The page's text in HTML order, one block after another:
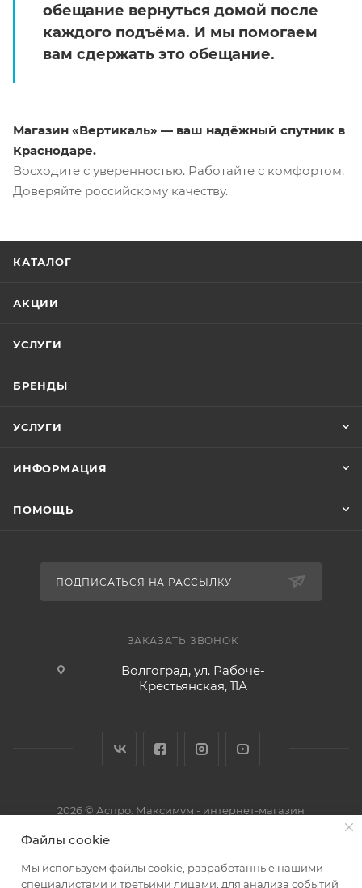
обещание вернуться домой после
каждого подъёма. И мы помогаем
вам сдержать это обещание.
Магазин «Вертикаль» — ваш надёжный спутник в
Краснодаре.
Восходите с уверенностью. Работайте с комфортом.
Доверяйте российскому качеству.
КАТАЛОГ
АКЦИИ
УСЛУГИ
БРЕНДЫ
УСЛУГИ
ИНФОРМАЦИЯ
ПОМОЩЬ
ПОДПИСАТЬСЯ НА РАССЫЛКУ
ЗАКАЗАТЬ ЗВОНОК
Волгоград, ул. Рабоче-
Крестьянская, 11А
2026 © Аспро: Максимум - интернет-магазин
Файлы cookie
Мы используем файлы cookie, разработанные нашими
специалистами и третьими лицами, для анализа событий